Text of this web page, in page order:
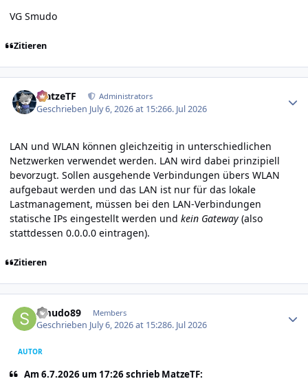
VG Smudo
Zitieren
MatzeTF Administrators
Geschrieben July 6, 2026 at 15:266. Jul 2026
LAN und WLAN können gleichzeitig in unterschiedlichen
Netzwerken verwendet werden. LAN wird dabei prinzipiell
bevorzugt. Sollen ausgehende Verbindungen übers WLAN
aufgebaut werden und das LAN ist nur für das lokale
Lastmanagement, müssen bei den LAN-Verbindungen
statische IPs eingestellt werden und kein Gateway (also
stattdessen 0.0.0.0 eintragen).
Zitieren
Smudo89 Members
Geschrieben July 6, 2026 at 15:286. Jul 2026
AUTOR
Am 6.7.2026 um 17:26 schrieb MatzeTF: